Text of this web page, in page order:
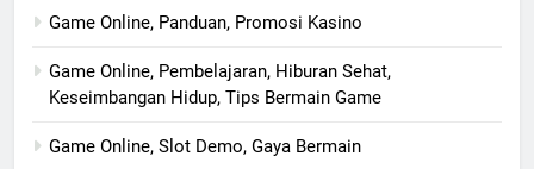
Game Online, Panduan, Promosi Kasino
Game Online, Pembelajaran, Hiburan Sehat,
Keseimbangan Hidup, Tips Bermain Game
Game Online, Slot Demo, Gaya Bermain